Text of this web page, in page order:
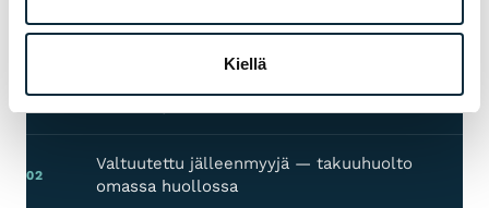
Kiellä
sen jälkeen.
02
Valtuutettu jälleenmyyjä — takuuhuolto
omassa huollossa